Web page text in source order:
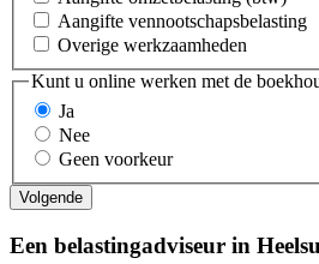
Aangifte vennootschapsbelasting
Overige werkzaamheden
Kunt u online werken met de
Ja
Nee
Geen voorkeur
Een belastingadviseur in